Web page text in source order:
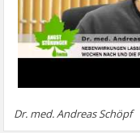
Dr. med. Andreas Schöpf